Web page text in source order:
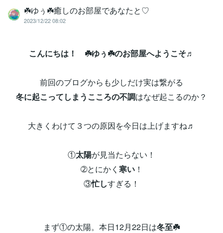
‪☘️ゆぅ☘️癒しのお部屋であなたと♡
2023/12/22 08:02
こんにちは！ ☘️ゆぅ☘️のお部屋へようこそ♬
前回のブログからも少しだけ実は繋がる
冬に起こってしまうこころの不調はなぜ起こるのか？
大きくわけて３つの原因を今日は上げますね♬
①太陽が見当たらない！
➁とにかく 寒い！
③忙しすぎる！
まず①の太陽。本日12月22日は冬至☘️